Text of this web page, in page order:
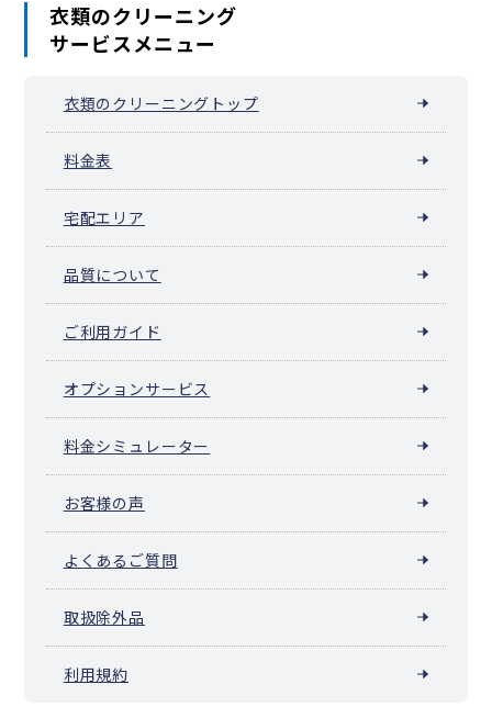
衣類のクリーニング
サービスメニュー
衣類のクリーニングトップ
料金表
宅配エリア
品質について
ご利用ガイド
オプションサービス
料金シミュレーター
お客様の声
よくあるご質問
取扱除外品
利用規約